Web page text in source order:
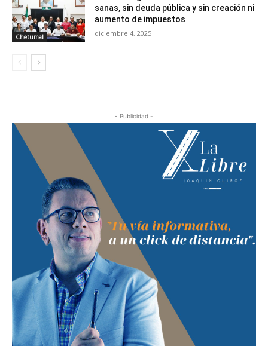
Chetumal
sanas, sin deuda pública y sin creación ni
aumento de impuestos
diciembre 4, 2025
- Publicidad -